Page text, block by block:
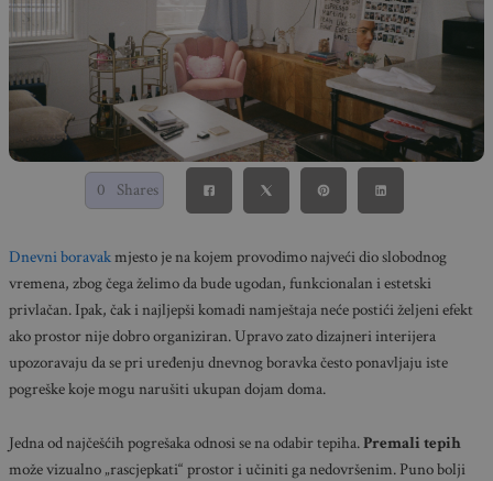
0 Shares
Dnevni boravakmjesto je na kojem provodimo najveći dio slobodnog
vremena, zbog čega želimo da bude ugodan, funkcionalan i estetski
privlačan. Ipak, čak i najljepši komadi namještaja neće postići željeni efekt
ako prostor nije dobro organiziran. Upravo zato dizajneri interijera
upozoravaju da se pri uređenju dnevnog boravka često ponavljaju iste
pogreške koje mogu narušiti ukupan dojam doma.
Jedna od najčešćih pogrešaka odnosi se na odabir tepiha.Premali tepih
može vizualno „rascjepkati“ prostor i učiniti ga nedovršenim. Puno bolji